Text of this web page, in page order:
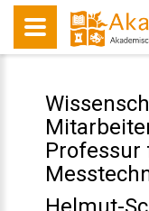
Professur